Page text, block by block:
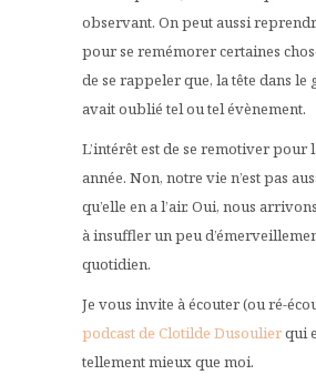
observant. On peut aussi
pour se remémorer certaines
de se rappeler que, la tête dans le
avait oublié tel ou tel évènement.
L’intérêt est de se remotiver pour
année. Non, notre vie n’est pas
qu’elle en a l’air. Oui, nous
à insuffler un peu
quotidien.
Je vous invite à écouter (ou ré-
podcast de Clotilde Dusoulierqui
tellement mieux que moi.